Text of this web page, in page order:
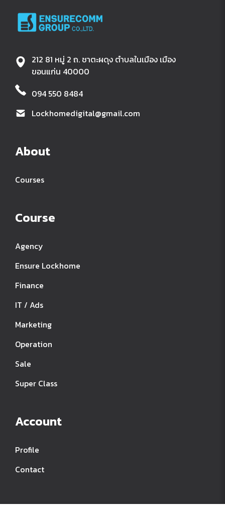
212 81 หมู่ 2 ถ. ชาตะผดุง ตำบลในเมือง เมือง
ขอนแก่น 40000
094 550 8484
Lockhomedigital@gmail.com
About
Courses
Course
Agency
Ensure Lockhome
Finance
IT / Ads
Marketing
Operation
Sale
Super Class
Account
Profile
Contact